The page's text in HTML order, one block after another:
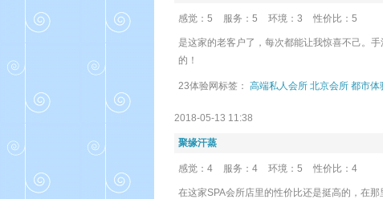
感觉：5 服务：5 环境：3 性价比：5
是这家的老客户了，每次都能让我惊喜不己。
的！
23体验网标签： 高端私人会所 北京会所 都市体
2018-05-13 11:38
聚缘汗蒸
感觉：4 服务：4 环境：5 性价比：4
在这家SPA会所店里的性价比还是挺高的，在